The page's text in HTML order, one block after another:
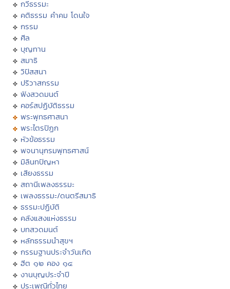
กวีธรรมะ
คติธรรม คำคม โดนใจ
กรรม
ศีล
บุญทาน
สมาธิ
วิปัสสนา
ปริวาสกรรม
ฟังสวดมนต์
คอร์สปฏิบัติธรรม
พระพุทธศาสนา
พระไตรปิฏก
หัวข้อธรรม
พจนานุกรมพุทธศาสน์
มิลินทปัญหา
เสียงธรรม
สถานีเพลงธรรมะ
เพลงธรรมะ/ดนตรีสมาธิ
ธรรมะปฏิบัติ
คลังแสงแห่งธรรม
บทสวดมนต์
หลักธรรมนำสุขฯ
กรรมฐานประจำวันเกิด
ฮีต ๑๒ คอง ๑๔
งานบุญประจำปี
ประเพณีทั่วไทย